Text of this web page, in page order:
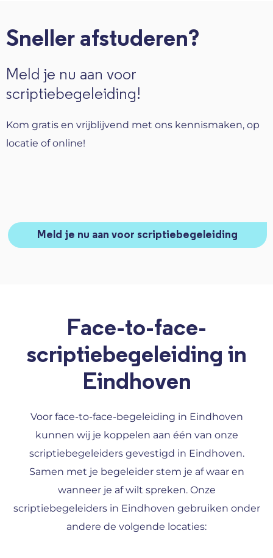
Sneller afstuderen?
Meld je nu aan voor
scriptiebegeleiding!
Kom gratis en vrijblijvend met ons kennismaken, op
locatie of online!
Meld je nu aan voor scriptiebegeleiding
Face-to-face-
scriptiebegeleiding in
Eindhoven
Voor face-to-face-begeleiding in Eindhoven
kunnen wij je koppelen aan één van onze
scriptiebegeleiders gevestigd in Eindhoven.
Samen met je begeleider stem je af waar en
wanneer je af wilt spreken. Onze
scriptiebegeleiders in Eindhoven gebruiken onder
andere de volgende locaties: